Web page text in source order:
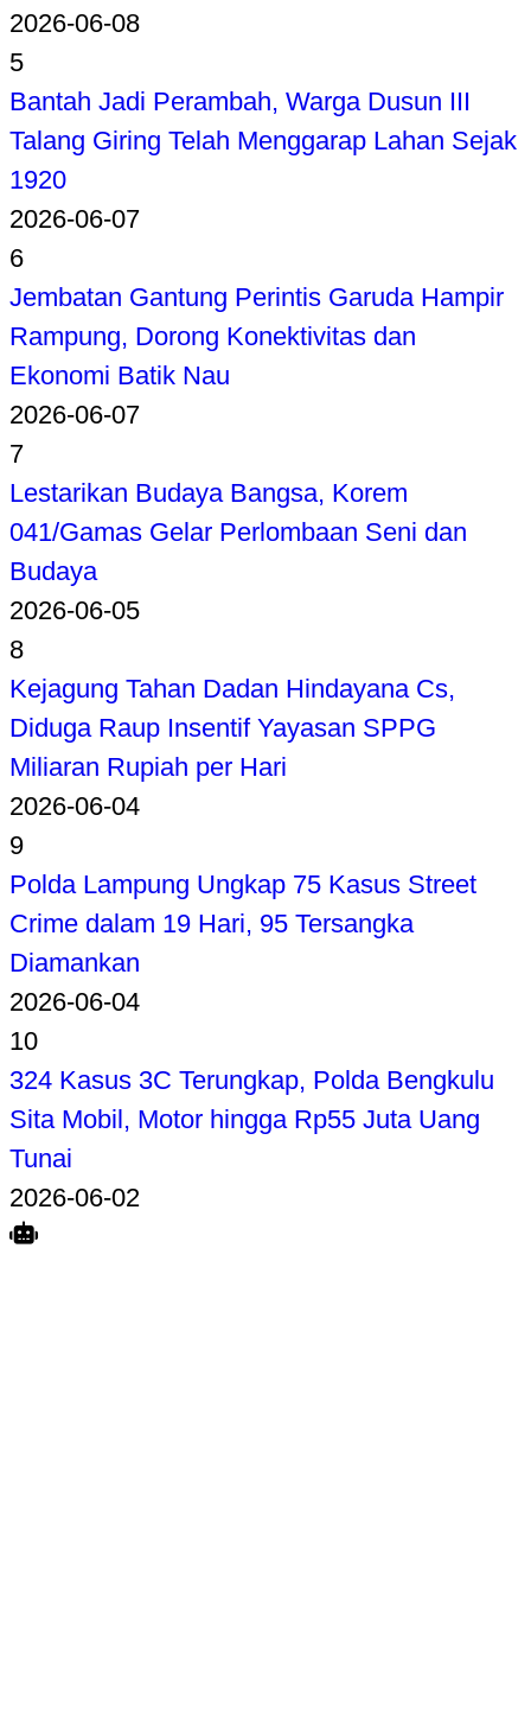
2026-06-08
5
Bantah Jadi Perambah, Warga Dusun III
Talang Giring Telah Menggarap Lahan Sejak
1920
2026-06-07
6
Jembatan Gantung Perintis Garuda Hampir
Rampung, Dorong Konektivitas dan
Ekonomi Batik Nau
2026-06-07
7
Lestarikan Budaya Bangsa, Korem
041/Gamas Gelar Perlombaan Seni dan
Budaya
2026-06-05
8
Kejagung Tahan Dadan Hindayana Cs,
Diduga Raup Insentif Yayasan SPPG
Miliaran Rupiah per Hari
2026-06-04
9
Polda Lampung Ungkap 75 Kasus Street
Crime dalam 19 Hari, 95 Tersangka
Diamankan
2026-06-04
10
324 Kasus 3C Terungkap, Polda Bengkulu
Sita Mobil, Motor hingga Rp55 Juta Uang
Tunai
2026-06-02